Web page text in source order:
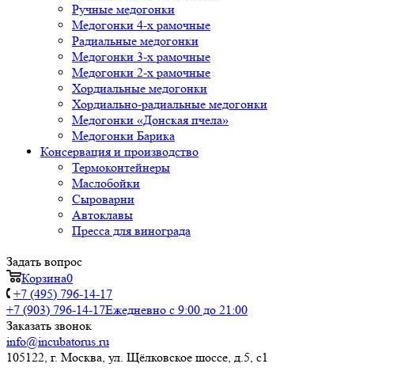
Ручные медогонки
Медогонки 4-х рамочные
Радиальные медогонки
Медогонки 3-х рамочные
Медогонки 2-х рамочные
Хордиальные медогонки
Хордиально-радиальные медогонки
Медогонки «Донская пчела»
Медогонки Барика
Консервация и производство
Термоконтейнеры
Маслобойки
Сыроварни
Автоклавы
Пресса для винограда
Задать вопрос
Корзина0
+7 (495) 796-14-17
+7 (903) 796-14-17Ежедневно с 9:00 до 21:00
Заказать звонок
info@incubatorus.ru
105122, г. Москва, ул. Щёлковское шоссе, д.5, с1